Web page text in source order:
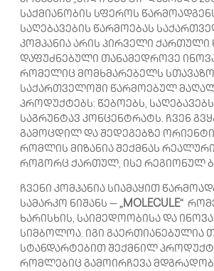
საქმიანობის სფეროს
საღებავების წარმოებას
კომპანია არის პირველი ქართული
დაფუძნებული თანამედროვე
რომელიც მომხმარებელს
საქართველოში წარმოებულ
პროდუქტებს: წებოებს,
საგრუნტავ კონცენტრატს. ჩვენ
გამოცდილ და შედეგებზე
რომლის მიზანია შექმნას
როგორც ქართულ, ისე რეგიონულ
ჩვენი კომპანია სიამაყით
სამარკო ნიშანს — „MOLECULE“
ხარისხის, საიმედოობისა და
სიმბოლოა. იგი გაერთიანებულია
სტანდარტებით შექმნილ
რომლებიც გამოირჩევა